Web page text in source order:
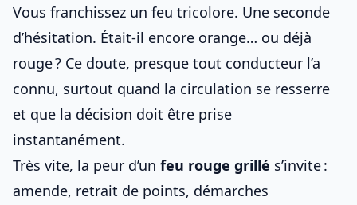
Vous franchissez un feu tricolore. Une seconde
d’hésitation. Était-il encore orange… ou déjà
rouge ? Ce doute, presque tout conducteur l’a
connu, surtout quand la circulation se resserre
et que la décision doit être prise
instantanément.
Très vite, la peur d’un feu rouge grillé s’invite :
amende, retrait de points, démarches